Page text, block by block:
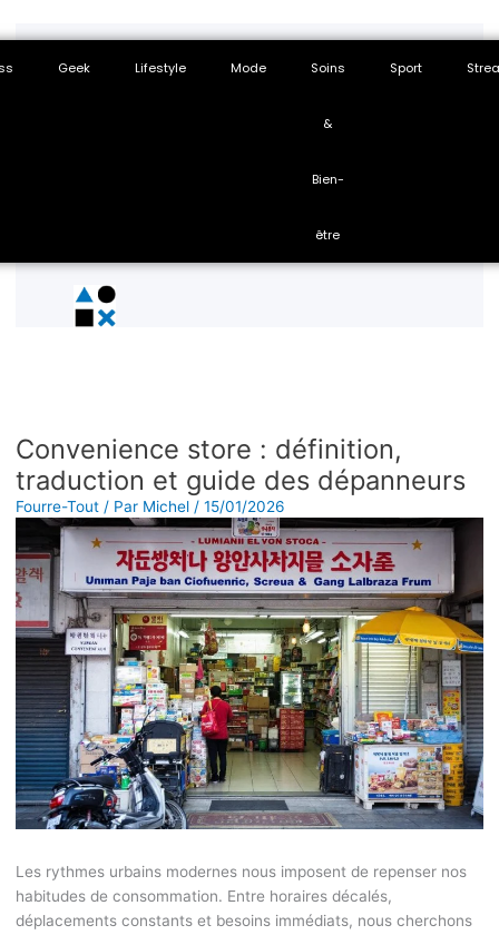
Geek Lifestyle Mode Soins
&
Bien-
être
Sport
Convenience store : définition,
traduction et guide des dépanneurs
Fourre-Tout/ Par Michel / 15/01/2026
Les rythmes urbains modernes nous imposent de repenser nos
habitudes de consommation. Entre horaires décalés,
déplacements constants et besoins immédiats, nous cherchons